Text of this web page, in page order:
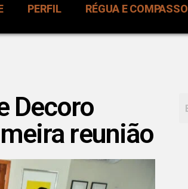
PERFIL RÉGUA E COMPASSO
Decoro
reunião